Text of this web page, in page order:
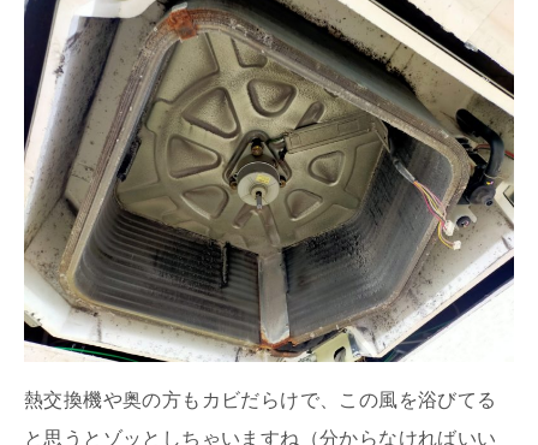
熱交換機や奥の方もカビだらけで、この風を浴びてる
と思うとゾッとしちゃいますね（分からなければいい